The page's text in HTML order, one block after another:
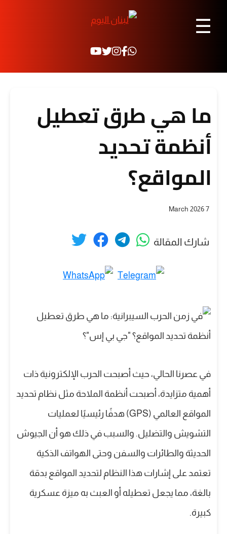
☰
ما هي طرق تعطيل
أنظمة تحديد
المواقع؟
7 March 2026
شارك المقالة
في عصرنا الحالي، حيث أصبحت الحرب الإلكترونية ذات
أهمية متزايدة، أصبحت أنظمة الملاحة مثل نظام تحديد
المواقع العالمي (GPS) هدفًا رئيسيًا لعمليات
التشويش والتضليل. والسبب في ذلك هو أن الجيوش
الحديثة والطائرات والسفن وحتى الهواتف الذكية
تعتمد على إشارات هذا النظام لتحديد المواقع بدقة
بالغة، مما يجعل تعطيله أو العبث به ميزة عسكرية
كبيرة.